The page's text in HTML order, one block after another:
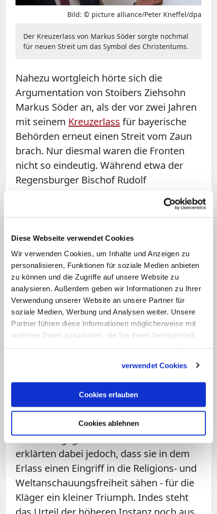
Diese Webseite verwendet Cookies
Wir verwenden Cookies, um Inhalte und Anzeigen zu
personalisieren, Funktionen für soziale Medien anbieten
zu können und die Zugriffe auf unsere Website zu
analysieren. Außerdem geben wir Informationen zu Ihrer
Verwendung unserer Website an unsere Partner für
soziale Medien, Werbung und Analysen weiter. Unsere
Partner führen diese Informationen möglicherweise mit
weiteren Daten zusammen, die Sie ihnen bereitgestellt
verwendet Cookies
Cookies erlauben
Cookies ablehnen
Bild: © picture alliance/Peter Kneffel/dpa
Der Kreuzerlass von Markus Söder sorgte nochmal
für neuen Streit um das Symbol des Christentums.
Nahezu wortgleich hörte sich die
Argumentation von Stoibers Ziehsohn
Markus Söder an, als der vor zwei Jahren
mit seinem Kreuzerlass für bayerische
Behörden erneut einen Streit vom Zaun
brach. Nur diesmal waren die Fronten
nicht so eindeutig. Während etwa der
Regensburger Bischof Rudolf
Voderholzer sich zustimmend äußerte,
übte der Münchner Kardinal Reinhard
kulturelles Symbol verstehe, enteigne
man es im Namen des Staates. Das
sorge für "Spaltung, Unruhe,
Gegeneinander", so die Argumentation.
Auch der evangelische Landesbischof
Heinrich Bedford-Strohm äußerte sich
kritisch.
vor Gericht. 27 Klagen, darunter auch die
von explizit atheistischen
Gemeinschaften, verwies das
Verwaltungsgericht München unlängst
an den Bayerischen
Verwaltungsgerichtshof. Die Richter
erklärten dabei jedoch, dass sie in dem
Erlass einen Eingriff in die Religions- und
Weltanschauungsfreiheit sähen - für die
Kläger ein kleiner Triumph. Indes steht